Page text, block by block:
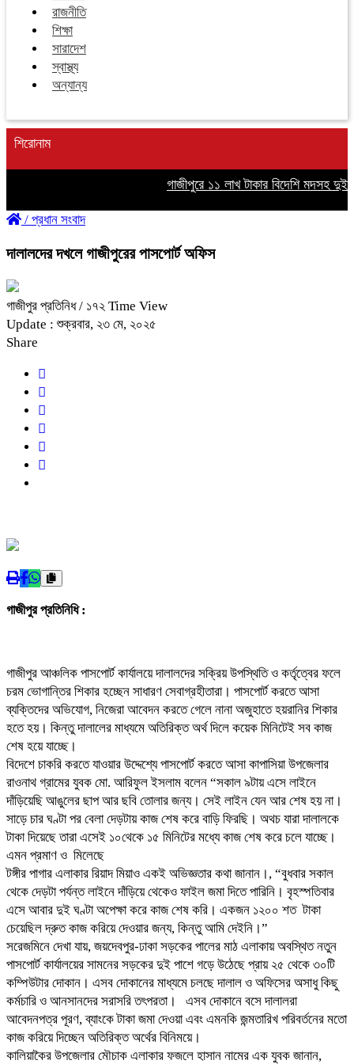
রাজনীতি
শিক্ষা
সারাদেশ
স্বাস্থ্য
অন্যান্য
শিরোনাম
গাজীপুরে ১১ লাখ টাকার বিদেশি মদসহ
/ প্রধান সংবাদ
দালালদের দখলে গাজীপুরের পাসপোর্ট অফিস
গাজীপুর প্রতিনিধ/ ১৭২ Time View
Update : শুক্রবার, ২৩ মে, ২০২৫
Share
গাজীপুর প্রতিনিধি :
গাজীপুর আঞ্চলিক পাসপোর্ট কার্যালয়ে দালালদের সক্রিয় উপস্থিতি ও কর্তৃত্বের ফলে
চরম ভোগান্তির শিকার হচ্ছেন সাধারণ সেবাগ্রহীতারা। পাসপোর্ট করতে আসা
ব্যক্তিদের অভিযোগ, নিজেরা আবেদন করতে গেলে নানা অজুহাতে হয়রানির শিকার
হতে হয়। কিন্তু দালালের মাধ্যমে অতিরিক্ত অর্থ দিলে কয়েক মিনিটেই সব কাজ
শেষ হয়ে যাচ্ছে।
বিদেশে চাকরি করতে যাওয়ার উদ্দেশ্যে পাসপোর্ট করতে আসা কাপাসিয়া উপজেলার
রাওনাথ গ্রামের যুবক মো. আরিফুল ইসলাম বলেন “সকাল ৯টায় এসে লাইনে
দাঁড়িয়েছি আঙুলের ছাপ আর ছবি তোলার জন্য। সেই লাইন যেন আর শেষ হয় না।
সাড়ে চার ঘণ্টা পর বেলা দেড়টায় কাজ শেষ করে বাড়ি ফিরছি। অথচ যারা দালালকে
টাকা দিয়েছে তারা এসেই ১০থেকে ১৫ মিনিটের মধ্যে কাজ শেষ করে চলে যাচ্ছে।
এমন প্রমাণ ও মিলেছে
টঙ্গীর পাগার এলাকার রিয়াদ মিয়াও একই অভিজ্ঞতার কথা জানান।, “বুধবার সকাল
থেকে দেড়টা পর্যন্ত লাইনে দাঁড়িয়ে থেকেও ফাইল জমা দিতে পারিনি। বৃহস্পতিবার
এসে আবার দুই ঘণ্টা অপেক্ষা করে কাজ শেষ করি। একজন ১২০০ শত টাকা
চেয়েছিল দ্রুত কাজ করিয়ে দেওয়ার জন্য, কিন্তু আমি দেইনি।”
সরেজমিনে দেখা যায়, জয়দেবপুর-ঢাকা সড়কের পালের মাঠ এলাকায় অবস্থিত নতুন
পাসপোর্ট কার্যালয়ের সামনের সড়কের দুই পাশে গড়ে উঠেছে প্রায় ২৫ থেকে ৩০টি
কম্পিউটার দোকান। এসব দোকানের মাধ্যমে চলছে দালাল ও অফিসের অসাধু কিছু
কর্মচারি ও আনসানদের সরাসরি তৎপরতা। এসব দোকানে বসে দালালরা
আবেদনপত্র পূরণ, ব্যাংকে টাকা জমা দেওয়া এবং এমনকি জন্মতারিখ পরিবর্তনের মতো
কাজ করিয়ে দিচ্ছেন অতিরিক্ত অর্থের বিনিময়ে।
কালিয়াকৈর উপজেলার মৌচাক এলাকার ফজলে হাসান নামের এক যুবক জানান,